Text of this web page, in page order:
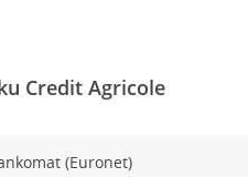
Credit Agricole
(Euronet)